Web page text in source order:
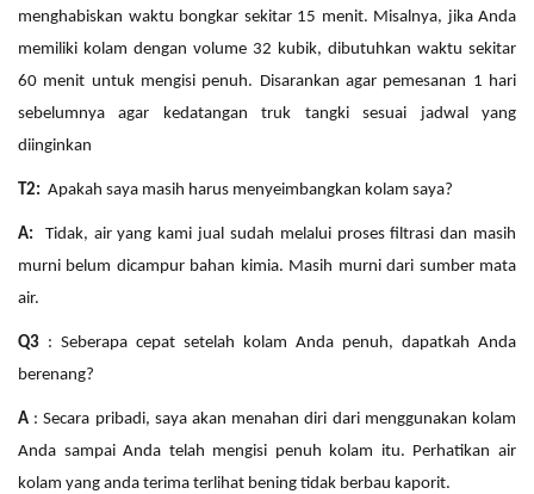
menghabiskan waktu bongkar sekitar 15 menit. Misalnya, jika Anda
memiliki kolam dengan volume 32 kubik, dibutuhkan waktu sekitar
60 menit untuk mengisi penuh. Disarankan agar pemesanan 1 hari
sebelumnya agar kedatangan truk tangki sesuai jadwal yang
diinginkan
T2: Apakah saya masih harus menyeimbangkan kolam saya?
A:
Tidak, air yang kami jual sudah melalui proses filtrasi dan masih
murni belum dicampur bahan kimia. Masih murni dari sumber mata
air.
Q3 : Seberapa cepat setelah kolam Anda penuh, dapatkah Anda
berenang?
A : Secara pribadi, saya akan menahan diri dari menggunakan kolam
Anda sampai Anda telah mengisi penuh kolam itu. Perhatikan air
kolam yang anda terima terlihat bening tidak berbau kaporit.